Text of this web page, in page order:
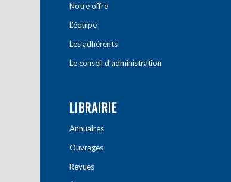
Notre offre
L’équipe
Les adhérents
Le conseil d’administration
LIBRAIRIE
Annuaires
Ouvrages
Revues